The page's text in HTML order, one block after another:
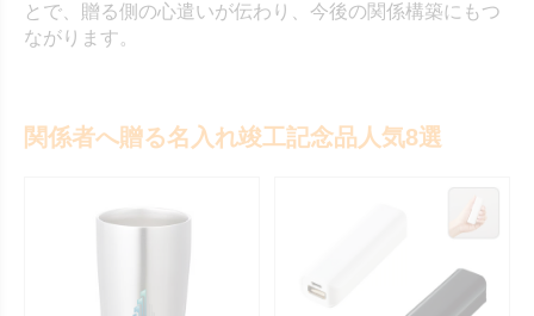
とで、贈る側の心遣いが伝わり、今後の関係構築にもつ
ながります。
関係者へ贈る名入れ竣工記念品人気8選